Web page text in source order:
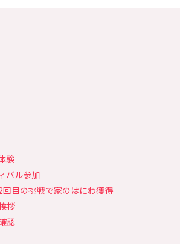
験
バル参加
目の挑戦で家のはにわ獲得
拶
認